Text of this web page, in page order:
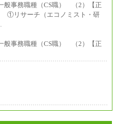
般事務職種（CS職） （2）【正
サーチ（エコノミスト・研
般事務職種（CS職） （2）【正